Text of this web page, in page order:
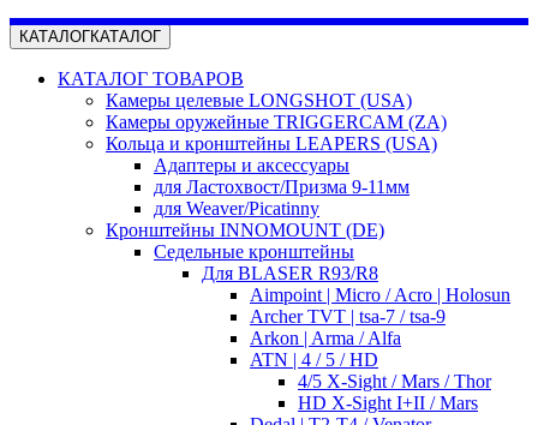
КАТАЛОГКАТАЛОГ
КАТАЛОГ ТОВАРОВ
Камеры целевые LONGSHOT (USA)
Камеры оружейные TRIGGERCAM (ZA)
Кольца и кронштейны LEAPERS (USA)
Адаптеры и аксессуары
для Ластохвост/Призма 9-11мм
для Weaver/Picatinny
Кронштейны INNOMOUNT (DE)
Седельные кронштейны
Для BLASER R93/R8
Aimpoint | Micro / Acro | Holosun
Archer TVT | tsa-7 / tsa-9
Arkon | Arma / Alfa
ATN | 4 / 5 / HD
4/5 X-Sight / Mars / Thor
HD X-Sight I+II / Mars